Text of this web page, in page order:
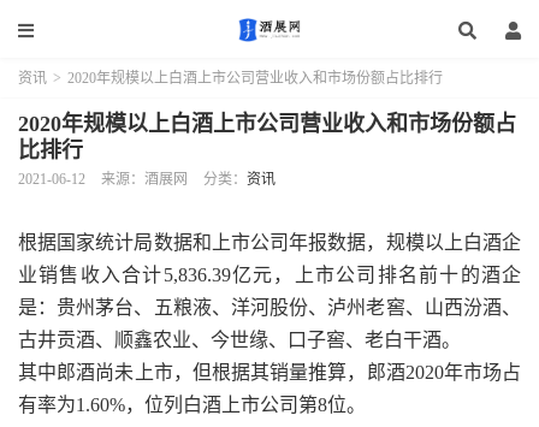
资讯 > 2020年规模以上白酒上市公司营业收入和市场份额占比排行
2020年规模以上白酒上市公司营业收入和市场份额占
比排行
2021-06-12 来源：酒展网 分类： 资讯
根据国家统计局数据和上市公司年报数据，规模以上白酒企
业销售收入合计5,836.39亿元，上市公司排名前十的酒企
是：贵州茅台、五粮液、洋河股份、泸州老窖、山西汾酒、
古井贡酒、顺鑫农业、今世缘、口子窖、老白干酒。
其中郎酒尚未上市，但根据其销量推算，郎酒2020年市场占
有率为1.60%，位列白酒上市公司第8位。